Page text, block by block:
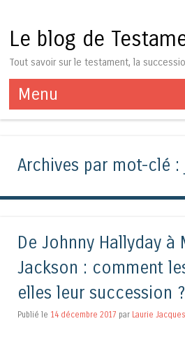
Le blog de
Tout savoir sur le testament, la
Menu
Aller au contenu
Archives par mot-clé :
De Johnny Hallyday à
Jackson : comment
elles leur succession ?
Publié le 14 décembre 2017 par Laurie Jacques